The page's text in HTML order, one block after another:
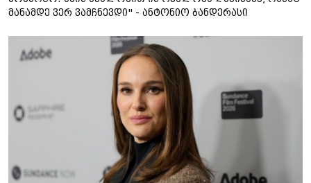
მანამდე ვერ ვამჩნევდი" - ანტონიო ბანდერასი